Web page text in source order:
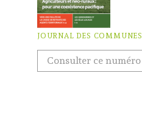
JOURNAL DES COMMUNES
Consulter ce numéro